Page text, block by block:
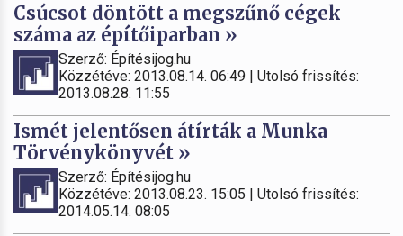
Csúcsot döntött a megszűnő cégek
száma az építőiparban »
Szerző: Építésijog.hu
Közzétéve: 2013.08.14. 06:49 | Utolsó frissítés:
2013.08.28. 11:55
Ismét jelentősen átírták a Munka
Törvénykönyvét »
Szerző: Építésijog.hu
Közzétéve: 2013.08.23. 15:05 | Utolsó frissítés:
2014.05.14. 08:05